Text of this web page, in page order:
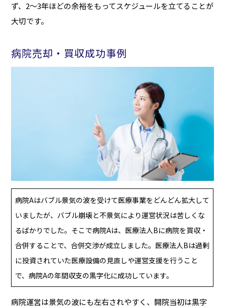
ず、2〜3年ほどの余裕をもってスケジュールを立てることが
大切です。
病院売却・買収成功事例
病院Aはバブル景気の波を受けて医療事業をどんどん拡大して
いましたが、バブル崩壊と不景気により運営状況は苦しくな
るばかりでした。そこで病院Aは、医療法人Bに病院を買収・
合併することで、合併交渉が成立しました。医療法人Bは過剰
に投資されていた医療設備の見直しや運営支援を行うこと
で、病院Aの年間収支の黒字化に成功しています。
病院運営は景気の波にも左右されやすく、開院当初は黒字